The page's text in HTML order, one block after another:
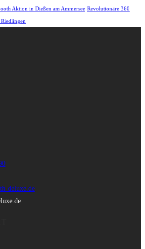
Aktion in Dießen am Ammersee Revolutionäre 360
deluxe.de